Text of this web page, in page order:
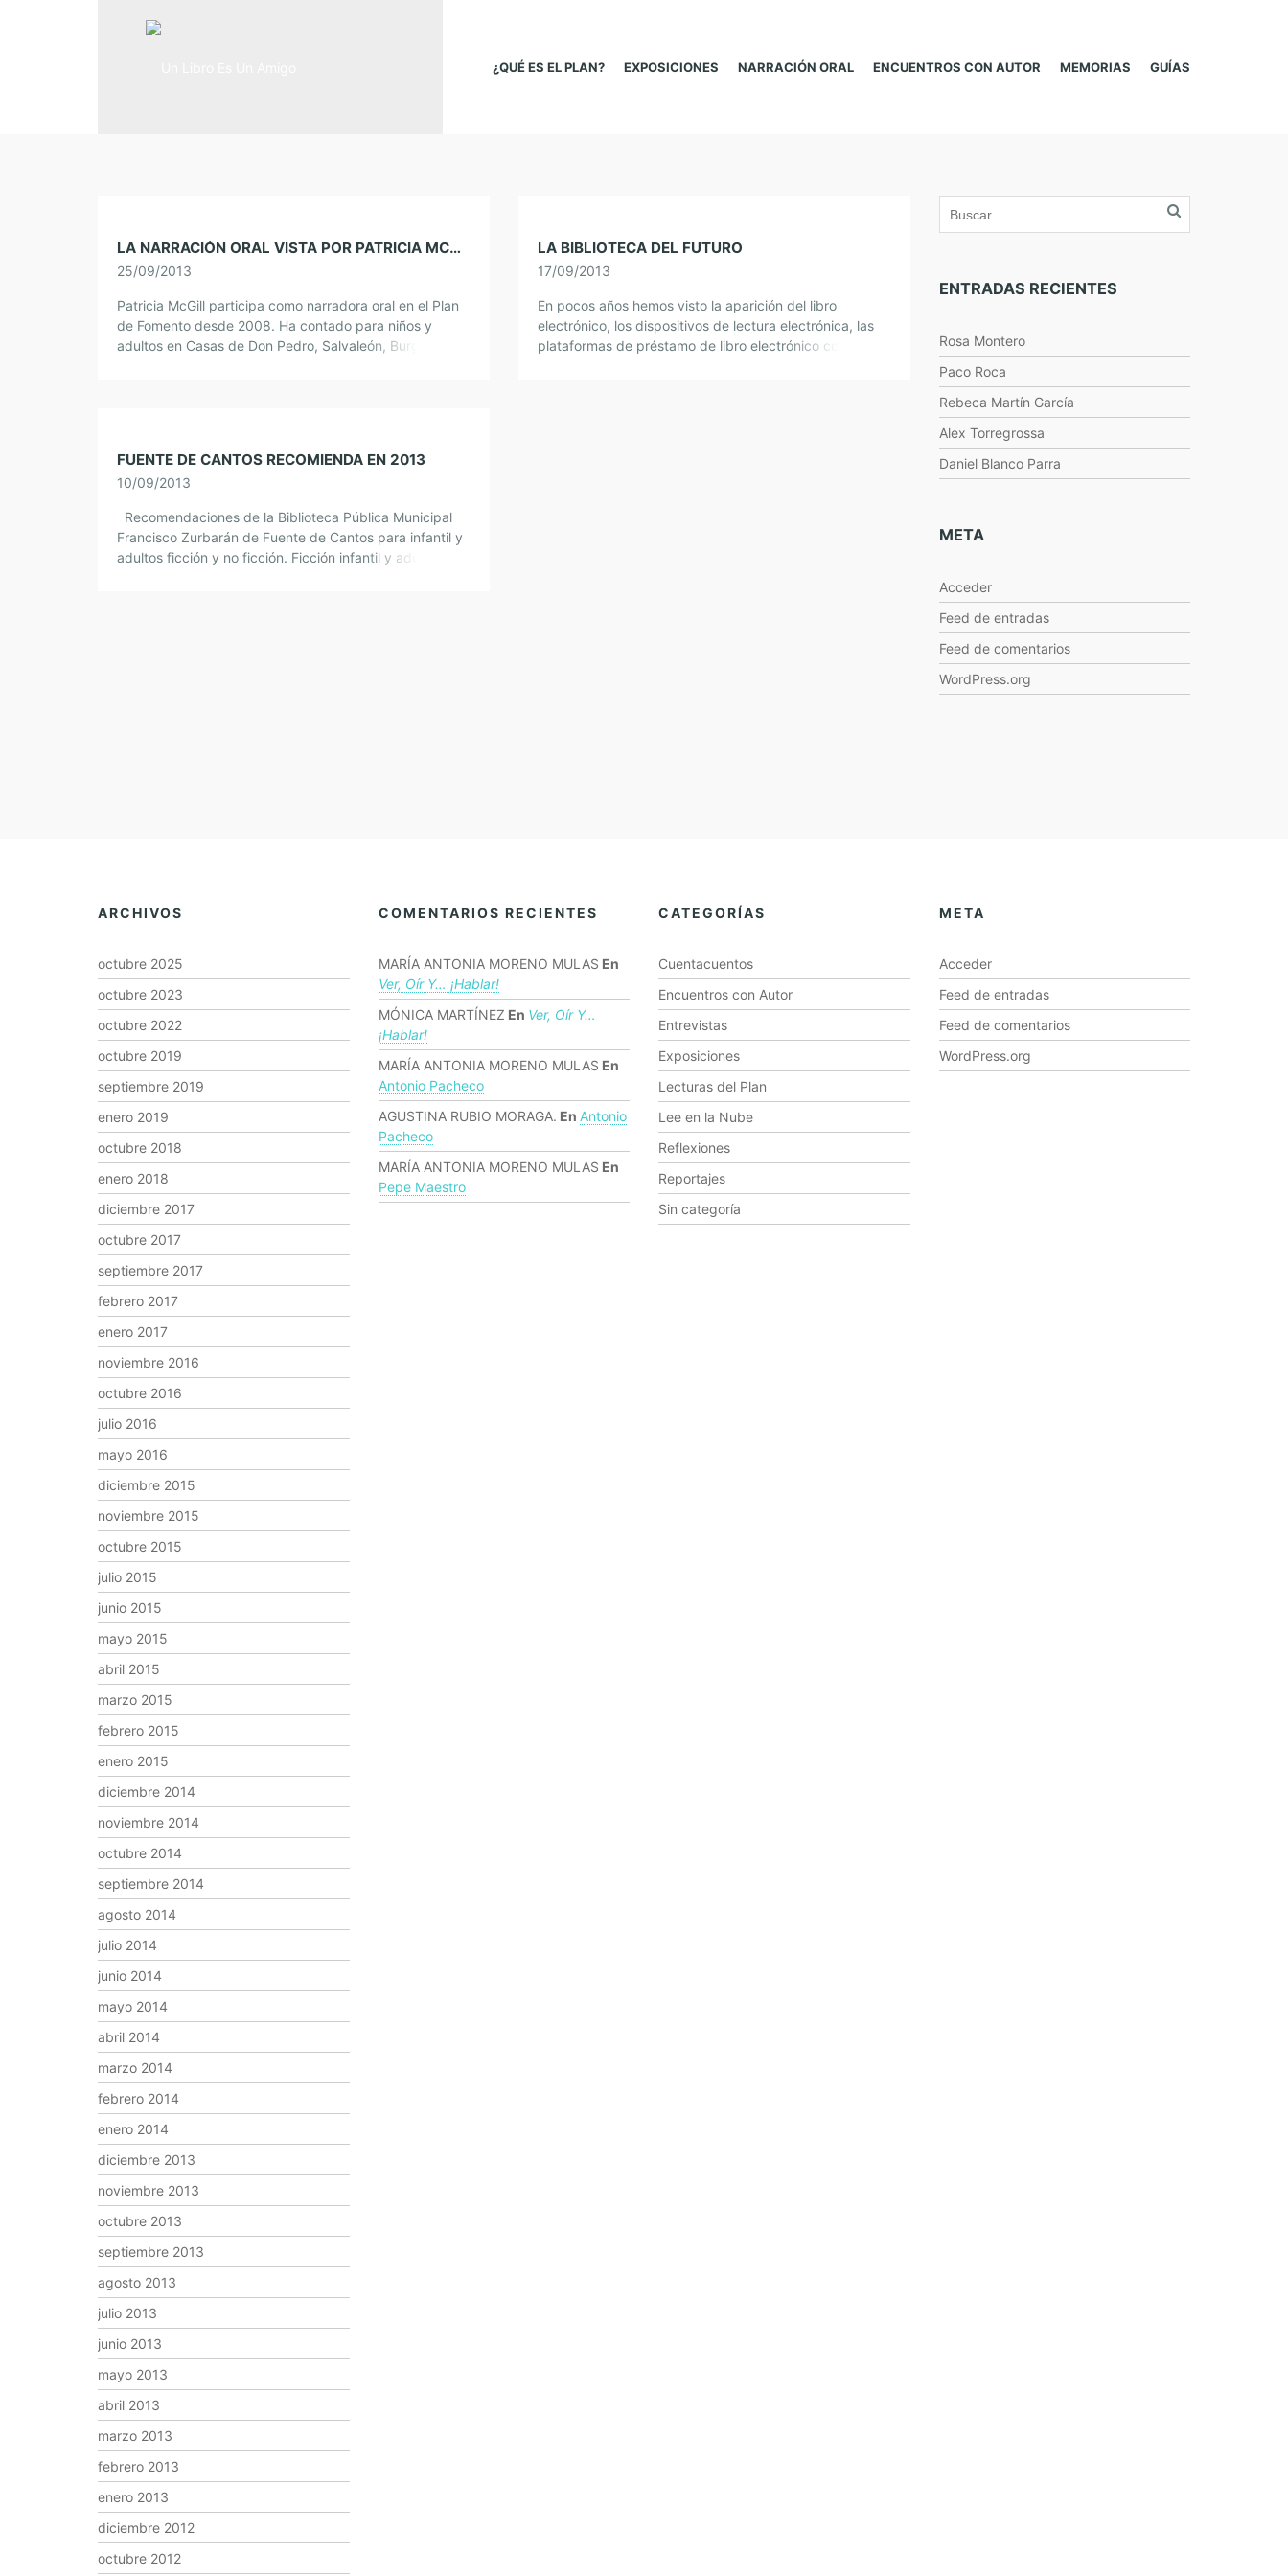
¿QUÉ ES EL PLAN? EXPOSICIONES NARRACIÓN ORAL ENCUENTROS CON AUTOR MEMORIAS GUÍAS
LA NARRACIÓN ORAL VISTA POR PATRICIA MCGILL
25/09/2013
Patricia McGill participa como narradora oral en el Plan
de Fomento desde 2008. Ha contado para niños y
adultos en Casas de Don Pedro, Salvaleón, Burguillos
LA BIBLIOTECA DEL FUTURO
17/09/2013
En pocos años hemos visto la aparición del libro
electrónico, los dispositivos de lectura electrónica, las
plataformas de préstamo de libro electrónico como
FUENTE DE CANTOS RECOMIENDA EN 2013
10/09/2013
Recomendaciones de la Biblioteca Pública Municipal
Francisco Zurbarán de Fuente de Cantos para infantil y
adultos ficción y no ficción. Ficción infantil y adultos No
ENTRADAS RECIENTES
Rosa Montero
Paco Roca
Rebeca Martín García
Alex Torregrossa
Daniel Blanco Parra
META
Acceder
Feed de entradas
Feed de comentarios
WordPress.org
ARCHIVOS
octubre 2025
octubre 2023
octubre 2022
octubre 2019
septiembre 2019
enero 2019
octubre 2018
enero 2018
diciembre 2017
octubre 2017
septiembre 2017
febrero 2017
enero 2017
noviembre 2016
octubre 2016
julio 2016
mayo 2016
diciembre 2015
noviembre 2015
octubre 2015
julio 2015
junio 2015
mayo 2015
abril 2015
marzo 2015
febrero 2015
enero 2015
diciembre 2014
noviembre 2014
octubre 2014
septiembre 2014
agosto 2014
julio 2014
junio 2014
mayo 2014
abril 2014
marzo 2014
febrero 2014
enero 2014
diciembre 2013
noviembre 2013
octubre 2013
septiembre 2013
agosto 2013
julio 2013
junio 2013
mayo 2013
abril 2013
marzo 2013
febrero 2013
enero 2013
diciembre 2012
octubre 2012
COMENTARIOS RECIENTES
MARÍA ANTONIA MORENO MULAS En
Ver, Oír Y… ¡hablar!
MÓNICA MARTÍNEZ En Ver, Oír Y…
¡hablar!
MARÍA ANTONIA MORENO MULAS En
Antonio Pacheco
AGUSTINA RUBIO MORAGA. En Antonio
Pacheco
MARÍA ANTONIA MORENO MULAS En
Pepe Maestro
CATEGORÍAS
Cuentacuentos
Encuentros con Autor
Entrevistas
Exposiciones
Lecturas del Plan
Lee en la Nube
Reflexiones
Reportajes
Sin categoría
META
Acceder
Feed de entradas
Feed de comentarios
WordPress.org